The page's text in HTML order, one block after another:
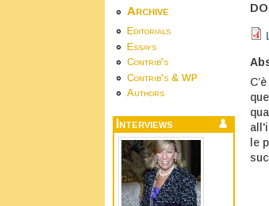
Archive
Editorials
Essays
Contrib's
Contrib's & WP
Authors
Interviews
le